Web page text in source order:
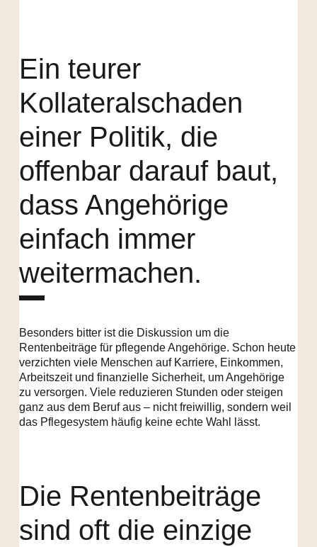
Ein teurer
Kollateralschaden
einer Politik, die
offenbar darauf baut,
dass Angehörige
einfach immer
weitermachen.
Besonders bitter ist die Diskussion um die
Rentenbeiträge für pflegende Angehörige. Schon heute
verzichten viele Menschen auf Karriere, Einkommen,
Arbeitszeit und finanzielle Sicherheit, um Angehörige
zu versorgen. Viele reduzieren Stunden oder steigen
ganz aus dem Beruf aus – nicht freiwillig, sondern weil
das Pflegesystem häufig keine echte Wahl lässt.
Die Rentenbeiträge
sind oft die einzige